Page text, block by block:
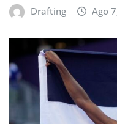
Drafting Ago